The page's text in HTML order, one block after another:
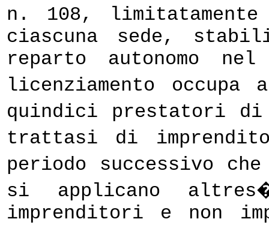
n. 108,
ciascuna sede,
reparto autonomo
licenziamento
quindici prestatori
trattasi di
periodo successivo
si applicano
imprenditori e non